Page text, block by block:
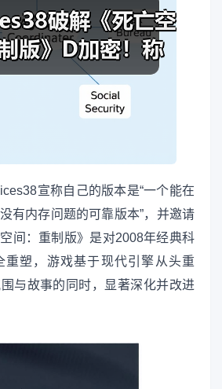
宣称自己的版本是“一个能在
有内存问题的可靠版本”，并邀请
间：重制版》是对2008年经典科
重塑，游戏基于现代引擎从头重
与故事的同时，显著深化并改进